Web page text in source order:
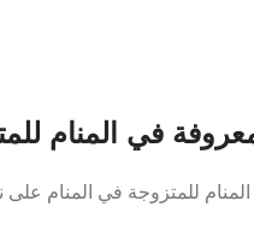
في المنام
للمتزوجة في المنام على